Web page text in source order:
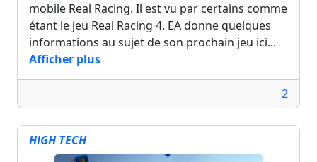
mobile Real Racing. Il est vu par certains comme
étant le jeu Real Racing 4. EA donne quelques
informations au sujet de son prochain jeu ici...
Afficher plus
2
HIGH TECH